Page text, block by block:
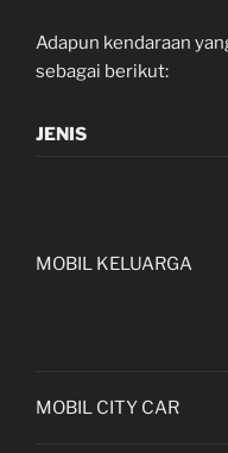
Adapun kendaraan
sebagai berikut:
JENIS
MOBIL KELUARGA
MOBIL CITY CAR